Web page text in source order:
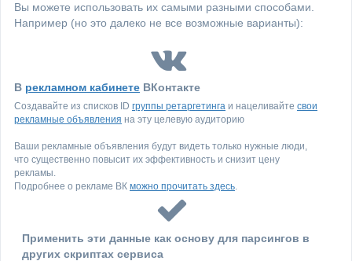
Вы можете использовать их самыми разными способами.
Например (но это далеко не все возможные варианты):
В рекламном кабинете ВКонтакте
Создавайте из списков ID группы ретаргетинга и нацеливайте свои
рекламные объявления на эту целевую аудиторию
Ваши рекламные объявления будут видеть только нужные люди,
что существенно повысит их эффективность и снизит цену
рекламы.
Подробнее о рекламе ВК можно прочитать здесь.
Применить эти данные как основу для парсингов в
других скриптах сервиса